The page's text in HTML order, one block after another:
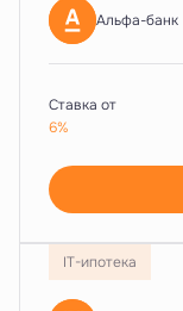
Альфа-банк
Ставка от
6%
IT-ипотека